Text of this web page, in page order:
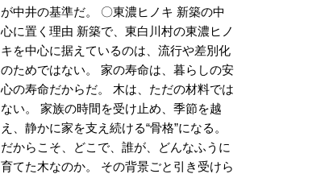
が中井の基準だ。 〇東濃ヒノキ 新築の中
心に置く理由 新築で、東白川村の東濃ヒノ
キを中心に据えているのは、流行や差別化
のためではない。 家の寿命は、暮らしの安
心の寿命だからだ。 木は、ただの材料では
ない。 家族の時間を受け止め、季節を越
え、静かに家を支え続ける“骨格”になる。
だからこそ、どこで、誰が、どんなふうに
育てた木なのか。 その背景ごと引き受けら